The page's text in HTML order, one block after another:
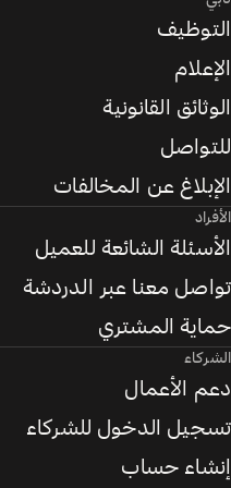
التوظيف
الإعلام
الوثائق القانونية
للتواصل
الإبلاغ عن المخالفات
الأفراد
الأسئلة الشائعة للعميل
تواصل معنا عبر الدردشة
حماية المشتري
الشركاء
دعم الأعمال
تسجيل الدخول للشركاء
إنشاء حساب